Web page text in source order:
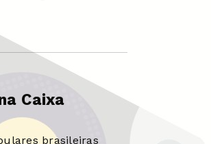
Caixa
brasileiras